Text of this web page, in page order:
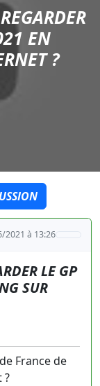
EN
?
2021 à 13:26
LE GP
SUR
France de
?